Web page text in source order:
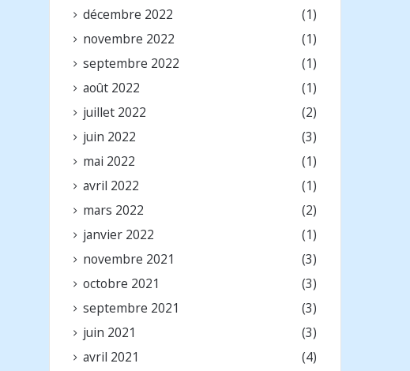
décembre 2022
(1)
novembre 2022
(1)
septembre 2022
(1)
août 2022
(1)
juillet 2022
(2)
juin 2022
(3)
mai 2022
(1)
avril 2022
(1)
mars 2022
(2)
janvier 2022
(1)
novembre 2021
(3)
octobre 2021
(3)
septembre 2021
(3)
juin 2021
(3)
avril 2021
(4)